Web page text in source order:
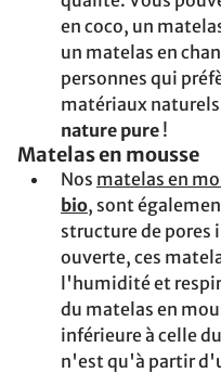
en coco, un
un matelas en
personnes qui
matériaux
nature pure !
Matelas en mousse
Nos matelas en
bio, sont
structure de pores
ouverte, ces
l'humidité et
du matelas en
inférieure à celle
n'est qu'à partir